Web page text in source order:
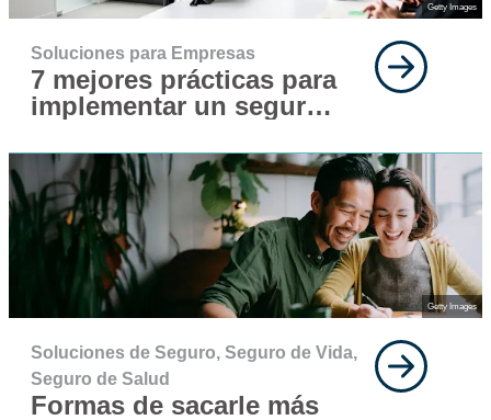
Getty Images
Soluciones para Empresas
7 mejores prácticas para
implementar un seguro
Getty Images
Soluciones de Seguro, Seguro de Vida,
Seguro de Salud
Formas de sacarle más